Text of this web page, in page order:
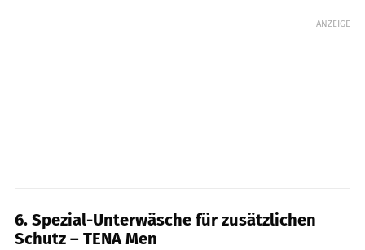
ANZEIGE
6. Spezial-Unterwäsche für zusätzlichen
Schutz – TENA Men